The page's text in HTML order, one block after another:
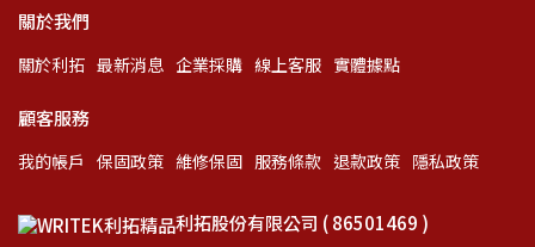
關於我們
關於利拓 最新消息 企業採購 線上客服 實體據點
顧客服務
我的帳戶 保固政策 維修保固 服務條款 退款政策 隱私政策
利拓股份有限公司 ( 86501469 )